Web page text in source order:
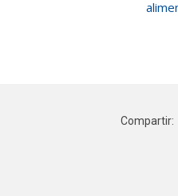
Compartir: